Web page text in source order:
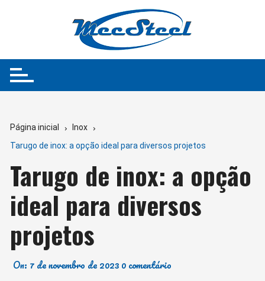
Página inicial
Inox
Tarugo de inox: a opção ideal para diversos projetos
Tarugo de inox: a opção
ideal para diversos
projetos
On: 7 de novembro de 20230 comentário